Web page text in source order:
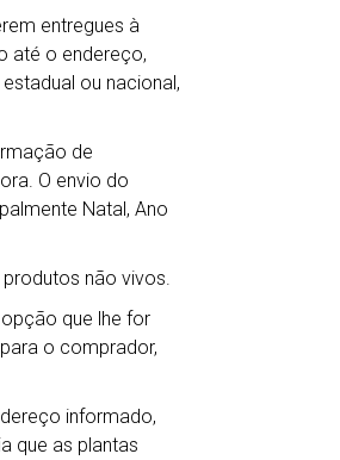
entregues à
até o endereço,
ou nacional,
de
O envio do
Natal, Ano
não vivos.
que lhe for
o comprador,
informado,
que as plantas